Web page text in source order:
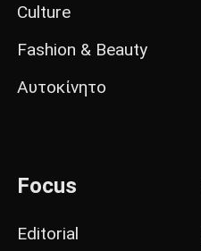
Culture
Fashion & Beauty
Αυτοκίνητο
Focus
Editorial